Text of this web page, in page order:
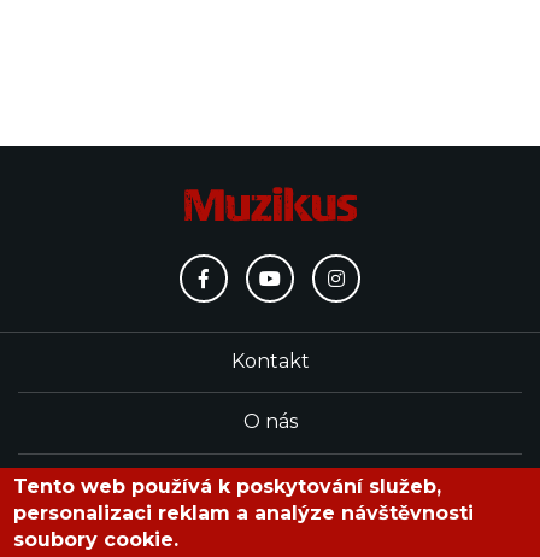
Kontakt
O nás
Redakce
Tento web používá k poskytování služeb,
personalizaci reklam a analýze návštěvnosti
soubory cookie.